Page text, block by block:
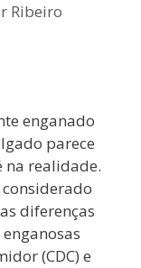
Ribeiro
enganado
parece
na realidade.
diferenças
(CDC) e